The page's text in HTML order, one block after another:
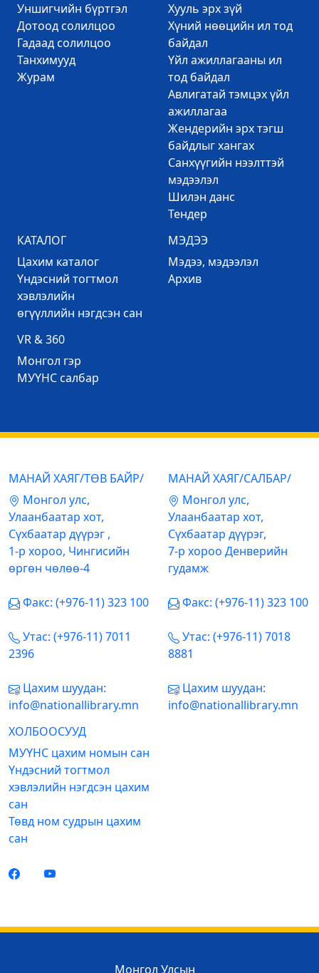
Уншигчийн бүртгэл
Дотоод солилцоо
Гадаад солилцоо
Танхимууд
Журам
Хууль эрх зүй
Хүний нөөцийн ил тод
байдал
Үйл ажиллагааны ил
тод байдал
Авлигатай тэмцэх үйл
ажиллагаа
Жендерийн эрх тэгш
байдлыг хангах
Санхүүгийн нээлттэй
мэдээлэл
Шилэн данс
Тендер
КАТАЛОГ
Цахим каталог
Үндэсний тогтмол
хэвлэлийн
өгүүллийн нэгдсэн сан
МЭДЭЭ
Mэдээ, мэдээлэл
Архив
VR & 360
Mонгол гэр
МУҮНС салбар
МАНАЙ ХАЯГ/ТӨВ БАЙР/
Mонгол улс,
Улаанбаатар хот,
Сүхбаатар дүүрэг ,
1-р хороо, Чингисийн
өргөн чөлөө-4
Факс: (+976-11) 323 100
Утас: (+976-11) 7011
2396
Цахим шуудан:
info@nationallibrary.mn
МАНАЙ ХАЯГ/САЛБАР/
Mонгол улс,
Улаанбаатар хот,
Сүхбаатар дүүрэг,
7-р хороо Денверийн
гудамж
Факс: (+976-11) 323 100
Утас: (+976-11) 7018
8881
Цахим шуудан:
info@nationallibrary.mn
ХОЛБООСУУД
МУҮНС цахим номын сан
Үндэсний тогтмол
хэвлэлийн нэгдсэн цахим
сан
Төвд ном судрын цахим
сан
Монгол Улсын